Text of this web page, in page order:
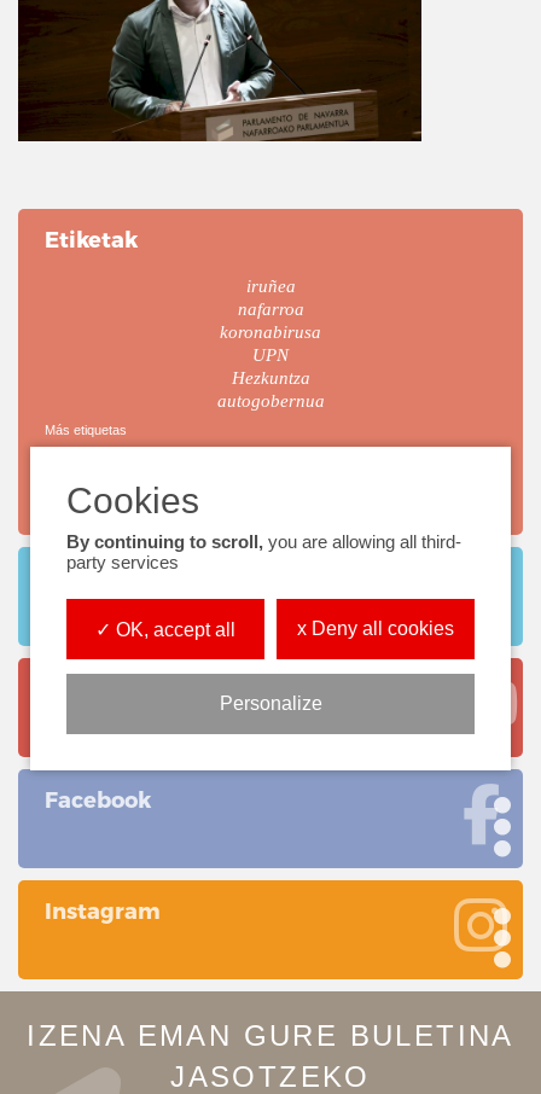
Etiketak
iruñea
nafarroa
koronabirusa
UPN
Hezkuntza
autogobernua
Más etiquetas
...
Twitter
Facebook
Instagram
IZENA EMAN GURE BULETINA
JASOTZEKO
By continuing to scroll, you are allowing all third-
party services
✓ OK, accept all x Deny all cookies
Personalize